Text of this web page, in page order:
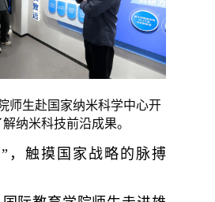
师生赴国家纳米科学中心开
纳米科技前沿成果。
，触摸国家战略的脉搏